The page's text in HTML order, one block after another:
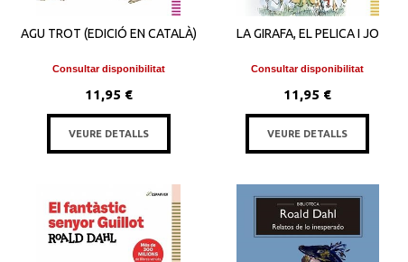
AGU TROT (EDICIÓ EN CATALÀ)
Consultar disponibilitat
11,95 €
VEURE DETALLS
LA GIRAFA, EL PELICA I JO
Consultar disponibilitat
11,95 €
VEURE DETALLS